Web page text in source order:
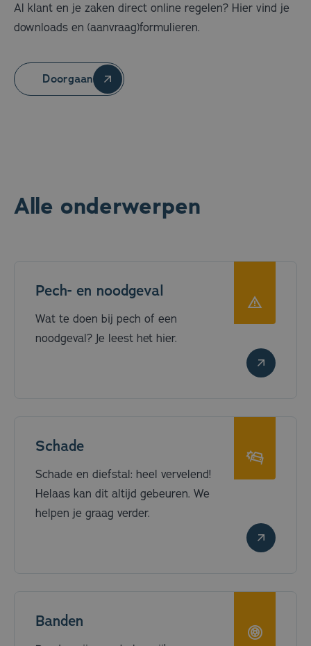
Al klant en je zaken direct online regelen? Hier vind je
downloads en (aanvraag)formulieren.
Doorgaan
Alle onderwerpen
Pech- en noodgeval
Wat te doen bij pech of een
noodgeval? Je leest het hier.
Schade
Schade en diefstal: heel vervelend!
Helaas kan dit altijd gebeuren. We
helpen je graag verder.
Banden